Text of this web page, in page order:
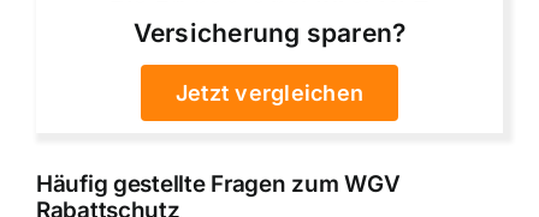
Versicherung sparen?
Jetzt vergleichen
Häufig gestellte Fragen zum WGV
Rabattschutz